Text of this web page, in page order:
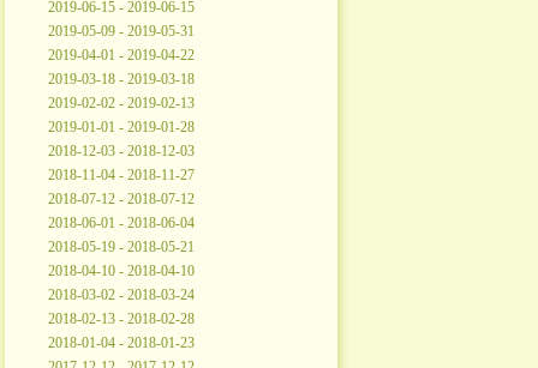
2019-06-15 - 2019-06-15
2019-05-09 - 2019-05-31
2019-04-01 - 2019-04-22
2019-03-18 - 2019-03-18
2019-02-02 - 2019-02-13
2019-01-01 - 2019-01-28
2018-12-03 - 2018-12-03
2018-11-04 - 2018-11-27
2018-07-12 - 2018-07-12
2018-06-01 - 2018-06-04
2018-05-19 - 2018-05-21
2018-04-10 - 2018-04-10
2018-03-02 - 2018-03-24
2018-02-13 - 2018-02-28
2018-01-04 - 2018-01-23